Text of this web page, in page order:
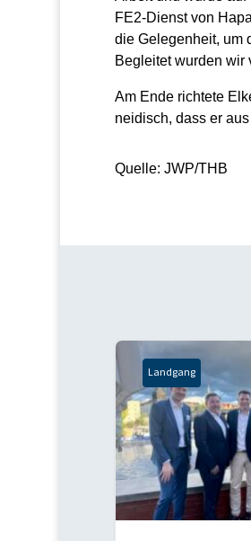
FE2-Dienst von
die Gelegenheit, um
Begleitet wurden wir
Am Ende richtete
neidisch, dass er
Quelle: JWP/THB
Landgang